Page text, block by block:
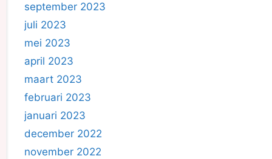
september 2023
juli 2023
mei 2023
april 2023
maart 2023
februari 2023
januari 2023
december 2022
november 2022